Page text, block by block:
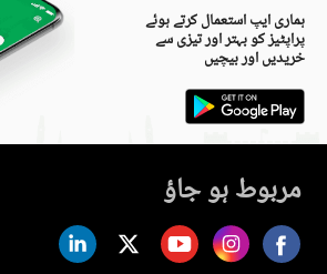
ہماری ایپ استعمال کرتے ہوئے
پراپٹیز کو بہتر اور تیزی سے
خریدیں اور بیچیں
مربوط ہو جاؤ